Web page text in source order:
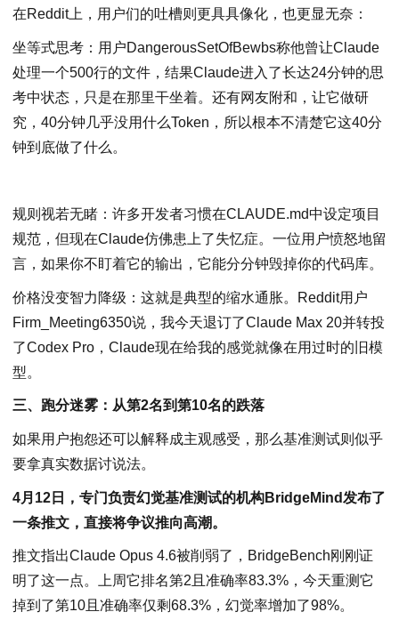
在Reddit上，用户们的吐槽则更具具像化，也更显无奈：
坐等式思考：用户DangerousSetOfBewbs称他曾让Claude
处理一个500行的文件，结果Claude进入了长达24分钟的思
考中状态，只是在那里干坐着。还有网友附和，让它做研
究，40分钟几乎没用什么Token，所以根本不清楚它这40分
钟到底做了什么。
规则视若无睹：许多开发者习惯在CLAUDE.md中设定项目
规范，但现在Claude仿佛患上了失忆症。一位用户愤怒地留
言，如果你不盯着它的输出，它能分分钟毁掉你的代码库。
价格没变智力降级：这就是典型的缩水通胀。Reddit用户
Firm_Meeting6350说，我今天退订了Claude Max 20并转投
了Codex Pro，Claude现在给我的感觉就像在用过时的旧模
型。
三、跑分迷雾：从第2名到第10名的跌落
如果用户抱怨还可以解释成主观感受，那么基准测试则似乎
要拿真实数据讨说法。
4月12日，专门负责幻觉基准测试的机构BridgeMind发布了
一条推文，直接将争议推向高潮。
推文指出Claude Opus 4.6被削弱了，BridgeBench刚刚证
明了这一点。上周它排名第2且准确率83.3%，今天重测它
掉到了第10且准确率仅剩68.3%，幻觉率增加了98%。